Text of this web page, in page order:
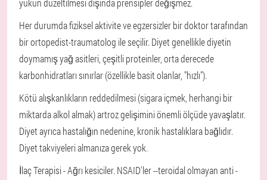
yükün düzeltilmesi dışında prensipler değişmez.
Her durumda fiziksel aktivite ve egzersizler bir doktor tarafından
bir ortopedist-traumatolog ile seçilir. Diyet genellikle diyetin
doymamış yağ asitleri, çeşitli proteinler, orta derecede
karbonhidratları sınırlar (özellikle basit olanlar, "hızlı").
Kötü alışkanlıkların reddedilmesi (sigara içmek, herhangi bir
miktarda alkol almak) artroz gelişimini önemli ölçüde yavaşlatır.
Diyet ayrıca hastalığın nedenine, kronik hastalıklara bağlıdır.
Diyet takviyeleri almanıza gerek yok.
İlaç Terapisi - Ağrı kesiciler. NSAID'ler --teroidal olmayan anti -